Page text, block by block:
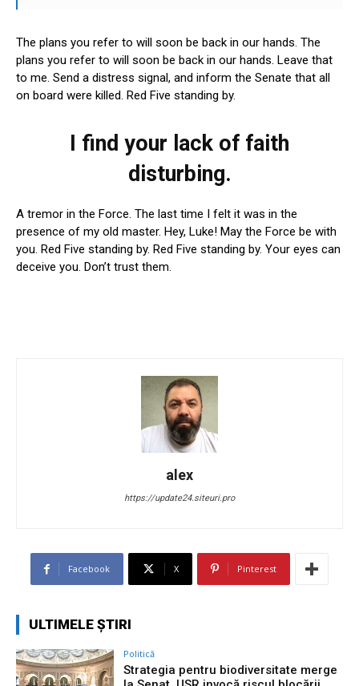
The plans you refer to will soon be back in our hands. The
plans you refer to will soon be back in our hands. Leave that
to me. Send a distress signal, and inform the Senate that all
on board were killed. Red Five standing by.
I find your lack of faith
disturbing.
A tremor in the Force. The last time I felt it was in the
presence of my old master. Hey, Luke! May the Force be with
you. Red Five standing by. Red Five standing by. Your eyes can
deceive you. Don’t trust them.
alex
https://update24.siteuri.pro
Facebook X Pinterest
ULTIMELE ȘTIRI
Politică
Strategia pentru biodiversitate merge